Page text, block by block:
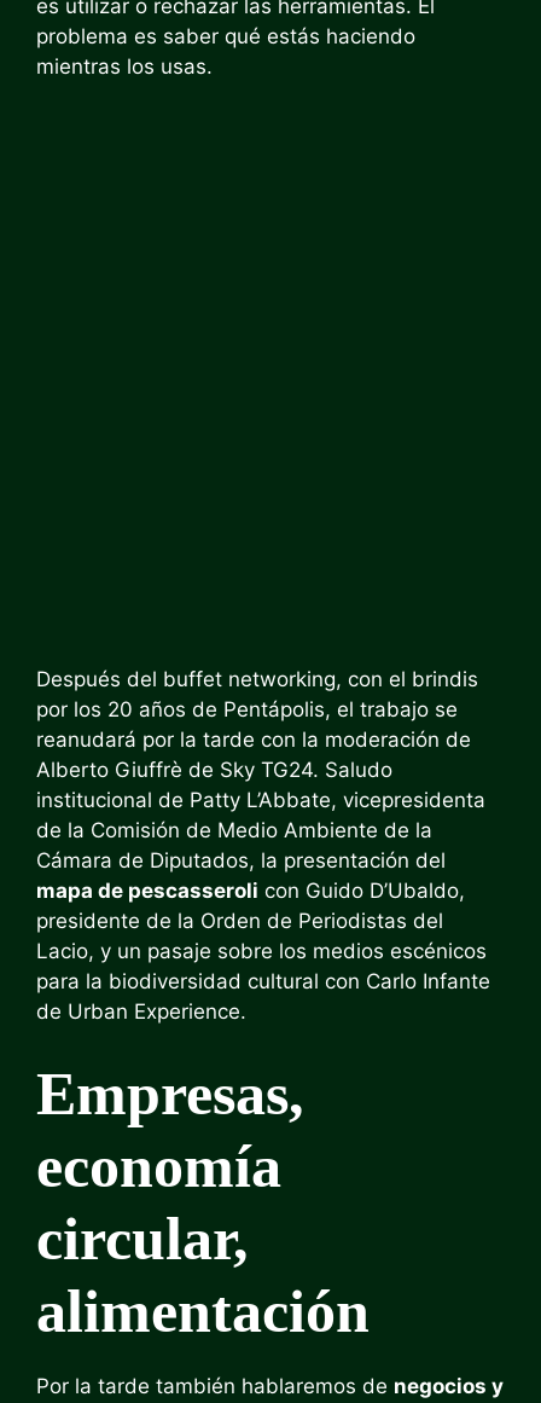
es utilizar o rechazar las herramientas. El
problema es saber qué estás haciendo
mientras los usas.
Después del buffet networking, con el brindis
por los 20 años de Pentápolis, el trabajo se
reanudará por la tarde con la moderación de
Alberto Giuffrè de Sky TG24. Saludo
institucional de Patty L’Abbate, vicepresidenta
de la Comisión de Medio Ambiente de la
Cámara de Diputados, la presentación del
mapa de pescasseroli con Guido D’Ubaldo,
presidente de la Orden de Periodistas del
Lacio, y un pasaje sobre los medios escénicos
para la biodiversidad cultural con Carlo Infante
de Urban Experience.
Empresas,
economía
circular,
alimentación
Por la tarde también hablaremos de negocios y